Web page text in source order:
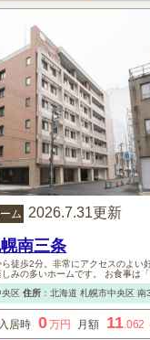
ム 2026.7.31更新
南三条
ら徒歩2分。非常にアクセスのよい
みの多いホームです。 お食事は「
央区 住所： 北海道 札幌市中央区南
入居時 0万円 月額 11 .062